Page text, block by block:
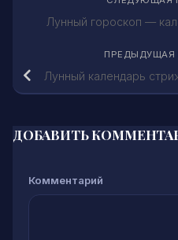
Лунный гороскоп —
ПРЕДЫДУЩАЯ
Лунный календарь
ДОБАВИТЬ
Комментарий